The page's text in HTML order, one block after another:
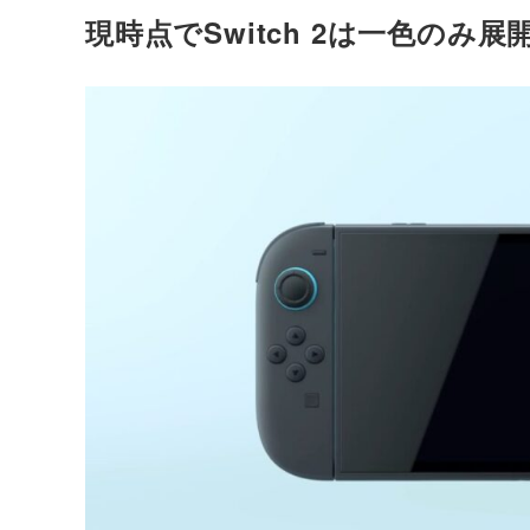
現時点でSwitch 2は一色のみ展